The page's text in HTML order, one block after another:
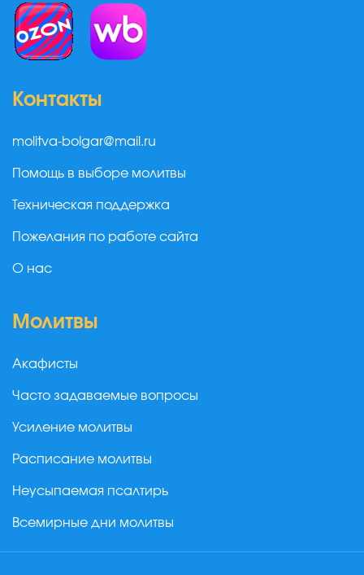
Контакты
molitva-bolgar@mail.ru
Помощь в выборе молитвы
Техническая поддержка
Пожелания по работе сайта
О нас
Молитвы
Акафисты
Часто задаваемые вопросы
Усиление молитвы
Расписание молитвы
Неусыпаемая псалтирь
Всемирные дни молитвы